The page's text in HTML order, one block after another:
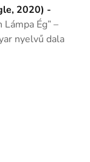
2020) -
Lámpa Ég” –
nyelvű dala